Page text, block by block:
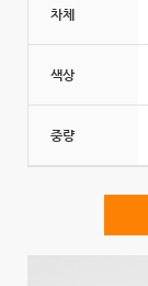
차체
색상
중량